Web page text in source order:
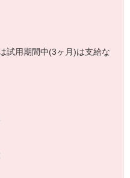
試用期間中(3ヶ月)は支給な